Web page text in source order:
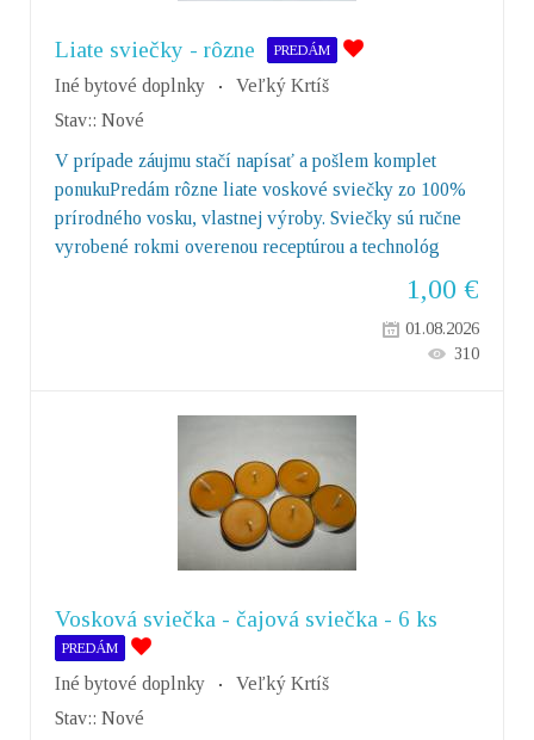
Liate sviečky - rôzne PREDÁM
Iné bytové doplnky
Veľký Krtíš
Stav:: Nové
V prípade záujmu stačí napísať a pošlem komplet
ponukuPredám rôzne liate voskové sviečky zo 100%
prírodného vosku, vlastnej výroby. Sviečky sú ručne
vyrobené rokmi overenou receptúrou a technológ
1,00 €
01.08.2026
310
Vosková sviečka - čajová sviečka - 6 ks
PREDÁM
Iné bytové doplnky
Veľký Krtíš
Stav:: Nové